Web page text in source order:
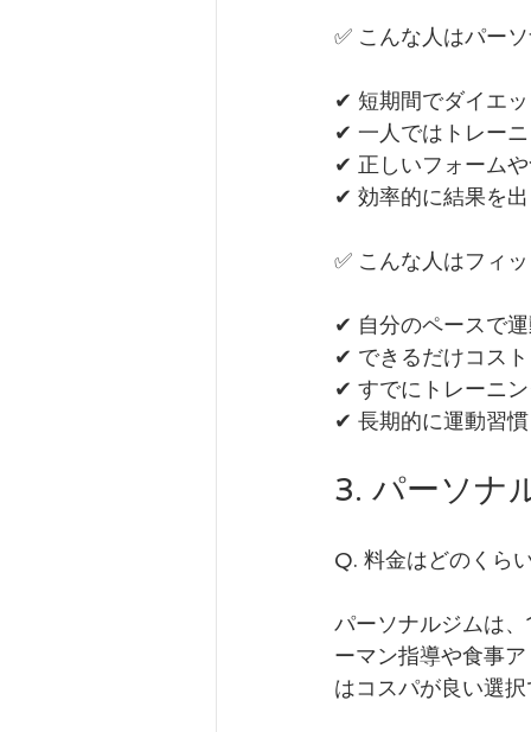
✅ こんな人はパー
✔ 短期間でダイエ
✔ 一人ではトレー
✔ 正しいフォーム
✔ 効率的に結果を
✅ こんな人はフィ
✔ 自分のペースで
✔ できるだけコス
✔ すでにトレーニ
✔ 長期的に運動習
3. パーソナ
Q. 料金はどのくら
パーソナルジムは
ーマン指導や食事
はコスパが良い選